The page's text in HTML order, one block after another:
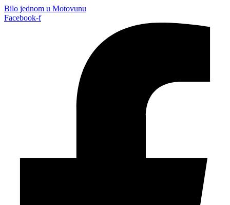
Bilo jednom u Motovunu
Facebook-f